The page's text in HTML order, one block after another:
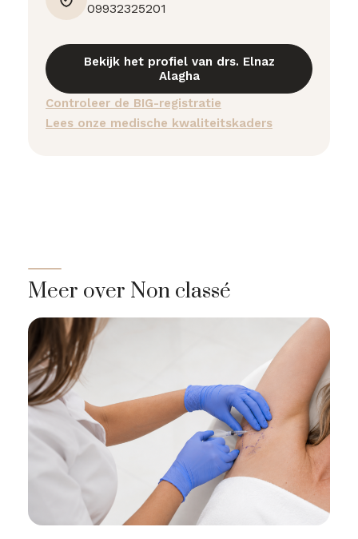
09932325201
Bekijk het profiel van drs. Elnaz
Alagha
Controleer de BIG-registratie
Lees onze medische kwaliteitskaders
Meer over Non classé